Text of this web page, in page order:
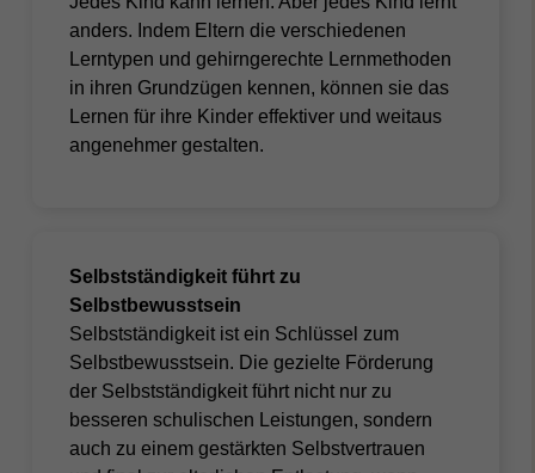
anders. Indem Eltern die verschiedenen
Lerntypen und gehirngerechte Lernmethoden
in ihren Grundzügen kennen, können sie das
Lernen für ihre Kinder effektiver und weitaus
angenehmer gestalten.
Selbstständigkeit führt zu
Selbstbewusstsein
Selbstständigkeit ist ein Schlüssel zum
Selbstbewusstsein. Die gezielte Förderung
der Selbstständigkeit führt nicht nur zu
besseren schulischen Leistungen, sondern
auch zu einem gestärkten Selbstvertrauen